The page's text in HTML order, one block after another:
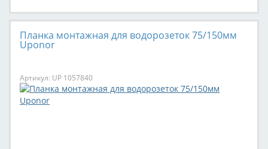
Планка монтажная для водорозеток 75/150мм
Uponor
Артикул: UP 1057840